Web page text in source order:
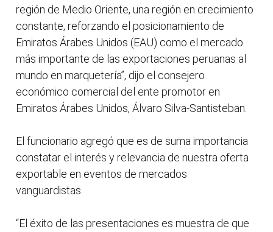
región de Medio Oriente, una región en crecimiento
constante, reforzando el posicionamiento de
Emiratos Árabes Unidos (EAU) como el mercado
más importante de las exportaciones peruanas al
mundo en marquetería”, dijo el consejero
económico comercial del ente promotor en
Emiratos Árabes Unidos, Álvaro Silva-Santisteban.
El funcionario agregó que es de suma importancia
constatar el interés y relevancia de nuestra oferta
exportable en eventos de mercados
vanguardistas.
“El éxito de las presentaciones es muestra de que